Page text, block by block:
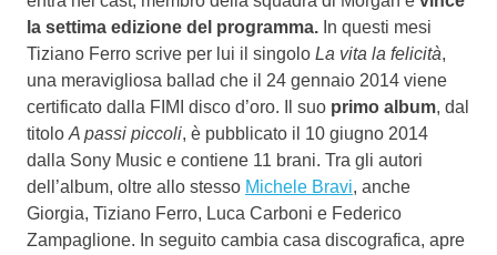
la settima edizione del programma. In questi mesi
Tiziano Ferro scrive per lui il singolo La vita la felicità,
una meravigliosa ballad che il 24 gennaio 2014 viene
certificato dalla FIMI disco d’oro. Il suo primo album, dal
titolo A passi piccoli, è pubblicato il 10 giugno 2014
dalla Sony Music e contiene 11 brani. Tra gli autori
dell’album, oltre allo stesso Michele Bravi, anche
Giorgia, Tiziano Ferro, Luca Carboni e Federico
Zampaglione. In seguito cambia casa discografica, apre